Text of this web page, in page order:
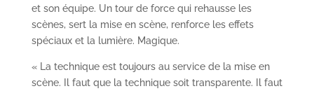
et son équipe. Un tour de force qui rehausse les
scènes, sert la mise en scène, renforce les effets
spéciaux et la lumière. Magique.
« La technique est toujours au service de la mise en
scène. Il faut que la technique soit transparente. Il faut